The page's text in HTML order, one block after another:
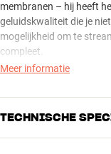
membranen – hij heeft
geluidskwaliteit die je
mogelijkheid om te
compleet.
muzikaliteit die echt
elektronische of
Meer informatie
TECHNISCHE